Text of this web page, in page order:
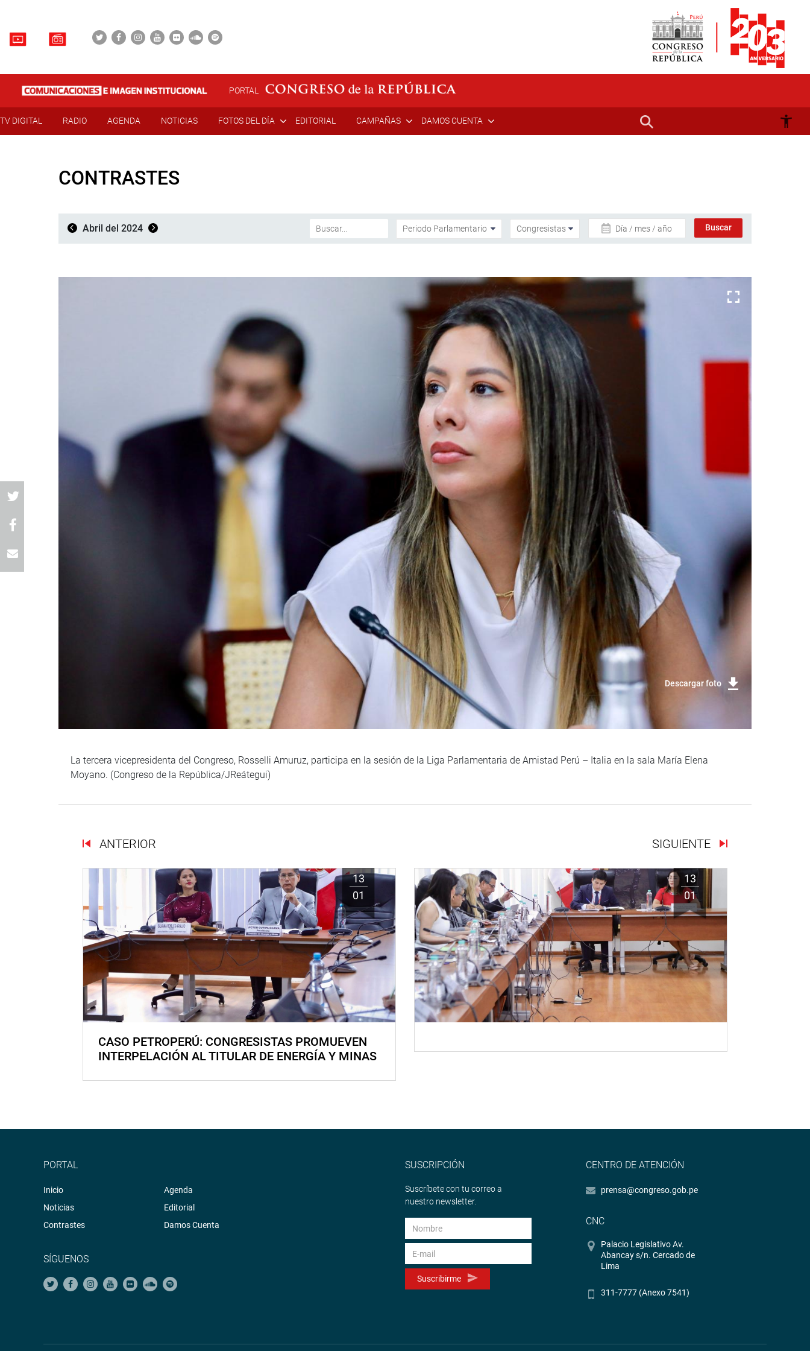
PORTAL
TV DIGITAL RADIO AGENDA NOTICIAS FOTOS DEL DÍA EDITORIAL CAMPAÑAS DAMOS CUENTA
CONTRASTES
Abril del 2024 Día / mes / año
Descargar foto
La tercera vicepresidenta del Congreso, Rosselli Amuruz, participa en la sesión de la Liga Parlamentaria de Amistad Perú – Italia en la sala María Elena
Moyano. (Congreso de la República/JReátegui)
ANTERIOR SIGUIENTE
13
01
CASO PETROPERÚ: CONGRESISTAS PROMUEVEN
INTERPELACIÓN AL TITULAR DE ENERGÍA Y MINAS
13
01
PORTAL
Inicio
Noticias
Contrastes
Agenda
Editorial
Damos Cuenta
SÍGUENOS
SUSCRIPCIÓN
Suscríbete con tu correo a
nuestro newsletter.
Suscribirme
CENTRO DE ATENCIÓN
prensa@congreso.gob.pe
CNC
Palacio Legislativo Av.
Abancay s/n. Cercado de
Lima
311-7777 (Anexo 7541)